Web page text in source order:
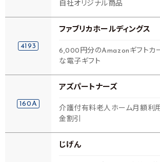
自社オリジナル商品
4193
ファブリカホールディングス
6,000円分のAmazonギフトカ
な電子ギフト
160A
アズパートナーズ
介護付有料老人ホーム月額利
金割引
じげん